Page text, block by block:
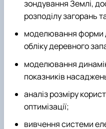
зондування Землі,
розподілу загорань
моделювання форми
обліку деревного
моделювання
показників
аналіз розміру
оптимізації;
вивчення системи